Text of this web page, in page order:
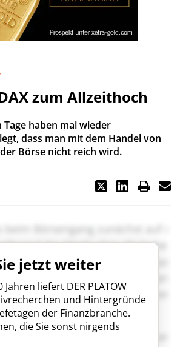
zum Allzeithoch
Tage haben mal wieder
dass man mit dem Handel von
Börse nicht reich wird.
jetzt weiter
Jahren liefert DER PLATOW
und Hintergründe
der Finanzbranche.
die Sie sonst nirgends